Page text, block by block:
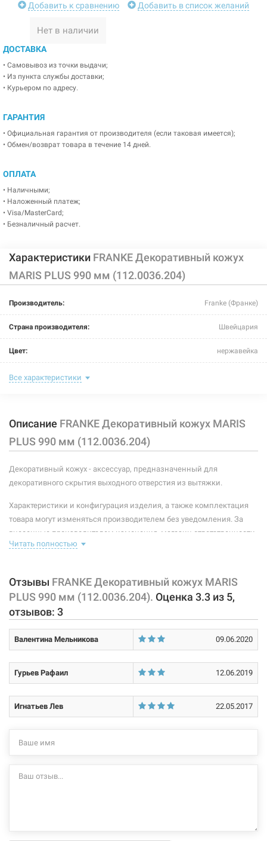
Добавить к сравнению
Добавить в список желаний
Нет в наличии
ДОСТАВКА
• Самовывоз из точки выдачи;
• Из пункта службы доставки;
• Курьером по адресу.
ГАРАНТИЯ
• Официальная гарантия от производителя (если таковая имеется);
• Обмен/возврат товара в течение 14 дней.
ОПЛАТА
• Наличными;
• Наложенный платеж;
• Visa/MasterCard;
• Безналичный расчет.
Характеристики FRANKE Декоративный кожух
MARIS PLUS 990 мм (112.0036.204)
Производитель: Franke (Франке)
Страна производителя: Швейцария
Цвет: нержавейка
Высота:
Тип: декоративные кожухи
Все характеристики
Описание FRANKE Декоративный кожух MARIS
PLUS 990 мм (112.0036.204)
Декоративный кожух - аксессуар, предназначенный для
декоративного скрытия выходного отверстия из вытяжки.
Характеристики и конфигурация изделия, а также комплектация
товара могут изменяться производителем без уведомления. За
внесенные производителем изменения, магазин ответственности
не несет.
Читать полностью
Отзывы FRANKE Декоративный кожух MARIS
PLUS 990 мм (112.0036.204). Оценка 3.3 из 5,
отзывов: 3
Валентина Мельникова 09.06.2020
Гурьев Рафаил 12.06.2019
Игнатьев Лев 22.05.2017